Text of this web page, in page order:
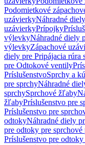
Podomietkové
uzávierkyNáhradné
uzávierkyPrípojky
výlevkyNáhradné diely
výlevkyZápachové
diely pre Pripájacia rúra
pre Odtokové ventily
PríslušenstvoSprchy a
pre sprchyNáhradné
sprchySprchové žľaby
žľabyPríslušenstvo pre
Príslušenstvo pre
odtokyNáhradné diely
pre odtoky pre
Príslušenstvo pre